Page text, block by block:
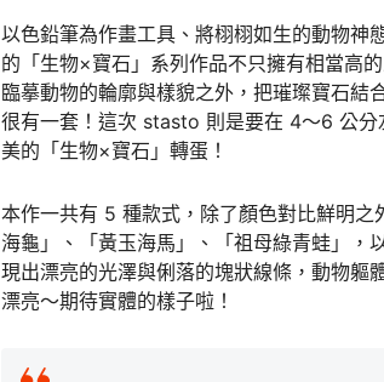
以色鉛筆為作畫工具、將栩栩如生的動物神
的「生物×寶石」系列作品不只擁有相當高
臨摹動物的輪廓與樣貌之外，把璀璨寶石結
很有一套！這次 stasto 則是要在 4～6 公
美的「生物×寶石」轉蛋！
本作一共有 5 種款式，除了顏色對比鮮明
海龜」、「黃玉海馬」、「祖母綠青蛙」，
現出漂亮的光澤與俐落的塊狀線條，動物軀
漂亮～期待實體的樣子啦！